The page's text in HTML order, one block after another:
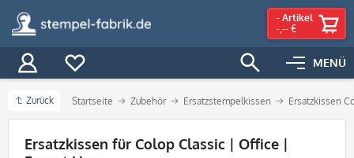
MENÜ
- Artikel
-,-- €
Zurück Startseite Zubehör Ersatzstempelkissen Ersatzkissen
Filter
Ersatzkissen für Colop Classic | Office |